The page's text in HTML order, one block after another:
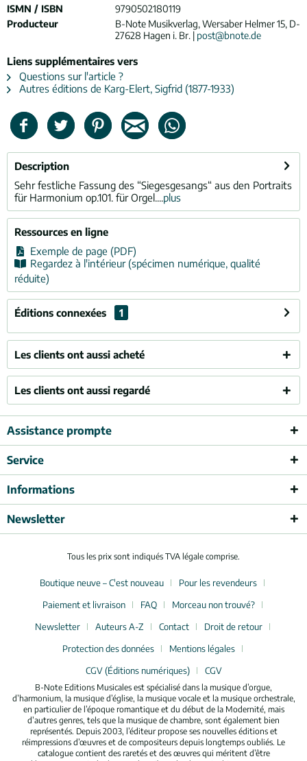
ISMN / ISBN
9790502180119
Producteur
B-Note Musikverlag, Wersaber Helmer 15, D-
27628 Hagen i. Br. | post@bnote.de
Liens supplémentaires vers
Questions sur l'article ?
Autres éditions de Karg-Elert, Sigfrid (1877-1933)
Description
Sehr festliche Fassung des “Siegesgesangs“ aus den Portraits
für Harmonium op.101. für Orgel....plus
Ressources en ligne
Exemple de page (PDF)
Regardez à l'intérieur (spécimen numérique, qualité
réduite)
Éditions connexées 1
Les clients ont aussi acheté
Les clients ont aussi regardé
Assistance prompte
Service
Informations
Newsletter
Tous les prix sont indiqués TVA légale comprise.
Boutique neuve – C'est nouveau
Pour les revendeurs
Paiement et livraison
FAQ
Morceau non trouvé?
Newsletter
Auteurs A-Z Contact
Droit de retour
Protection des données
Mentions légales
CGV (Éditions numériques)
CGV
B-Note Editions Musicales est spécialisé dans la musique d’orgue,
d’harmonium, la musique d’église, la musique vocale et la musique orchestrale,
en particulier de l’époque romantique et du début de la Modernité, mais
d’autres genres, tels que la musique de chambre, sont également bien
représentés. Depuis 2003, l’éditeur propose ses nouvelles éditions et
réimpressions d’œuvres et de compositeurs depuis longtemps oubliés. Le
catalogue contient des raretés et des œuvres qui méritent d’être